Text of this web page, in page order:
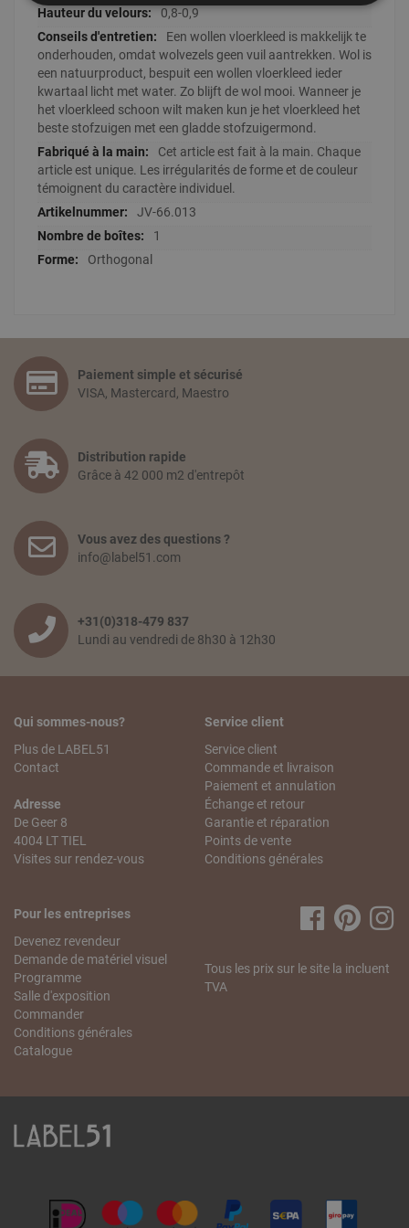
0,8-0,9
Een wollen vloerkleed is makkelijk te
onderhouden, omdat wolvezels geen vuil aantrekken. Wol is
een natuurproduct, bespuit een wollen vloerkleed ieder
kwartaal licht met water. Zo blijft de wol mooi. Wanneer je
het vloerkleed schoon wilt maken kun je het vloerkleed het
beste stofzuigen met een gladde stofzuigermond.
Cet article est fait à la main. Chaque
article est unique. Les irrégularités de forme et de couleur
témoignent du caractère individuel.
JV-66.013
1
Orthogonal
Paiement simple et sécurisé
VISA, Mastercard, Maestro
Distribution rapide
Grâce à 42 000 m2 d'entrepôt
Vous avez des questions ?
info@label51.com
+31(0)318-479 837
Lundi au vendredi de 8h30 à 12h30
Qui sommes-nous?
Plus de LABEL51
Contact
Adresse
De Geer 8
4004 LT TIEL
Visites sur rendez-vous
Service client
Service client
Commande et livraison
Paiement et annulation
Échange et retour
Garantie et réparation
Points de vente
Conditions générales
Pour les entreprises
Devenez revendeur
Demande de matériel visuel
Programme
Salle d'exposition
Commander
Conditions générales
Catalogue
Tous les prix sur le site la incluent
TVA